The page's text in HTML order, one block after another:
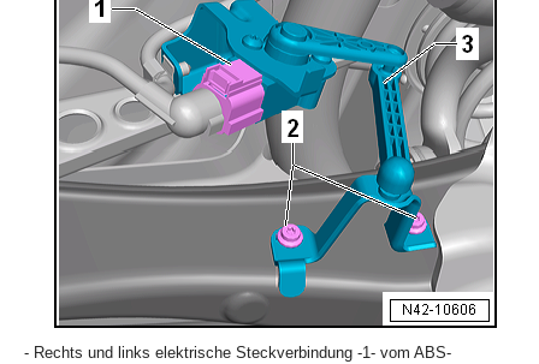
- Rechts und links elektrische Steckverbindung -1- vom ABS-